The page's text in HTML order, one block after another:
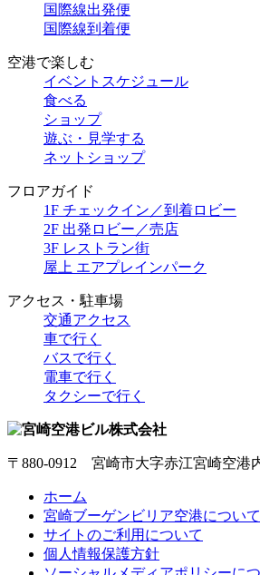
国際線出発便
国際線到着便
空港で楽しむ
イベントスケジュール
食べる
ショップ
遊ぶ・見学する
ネットショップ
フロアガイド
1F チェックイン／到着ロビー
2F 出発ロビー／売店
3F レストラン街
屋上 エアプレインパーク
アクセス・駐車場
交通アクセス
車で行く
バスで行く
電車で行く
タクシーで行く
〒880-0912 宮崎市大字赤江宮崎空港
ホーム
宮崎ブーゲンビリア空港について
サイトのご利用について
個人情報保護方針